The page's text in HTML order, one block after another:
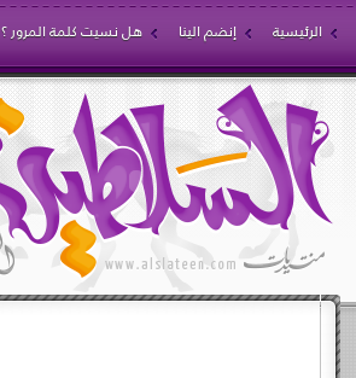
الرئيسية إنضم الينا هل نسيت كلمة المرور ؟